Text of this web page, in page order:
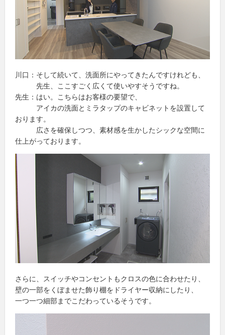
川口：そして続いて、洗面所にやってきたんですけれども、
先生、ここすごく広くて使いやすそうですね。
先生：はい。こちらはお客様の要望で、
アイカの洗面とミラタップのキャビネットを設置して
おります。
広さを確保しつつ、素材感を生かしたシックな空間に
仕上がっております。
さらに、スイッチやコンセントもクロスの色に合わせたり、
壁の一部をくぼませた飾り棚をドライヤー収納にしたり、
一つ一つ細部までこだわっているそうです。